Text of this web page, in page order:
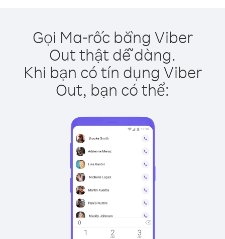
Gọi Ma-rốc bằng Viber
Out thật dễ dàng.
Khi bạn có tín dụng Viber
Out, bạn có thể: